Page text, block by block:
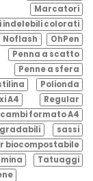
Marcatori
indelebili colorati
Noflash
OhPen
Penna a scatto
Penne a sfera
Polionda
A4
Regular
formato A4
sassi
biocompostabile
Tatuaggi